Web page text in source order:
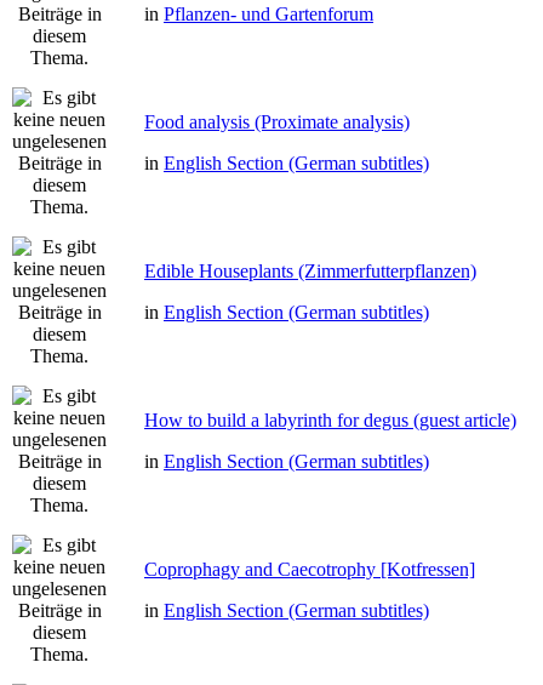
in Pflanzen- und Gartenforum
Food analysis (Proximate analysis)
in English Section (German subtitles)
Edible Houseplants (Zimmerfutterpflanzen)
in English Section (German subtitles)
How to build a labyrinth for degus (guest article)
in English Section (German subtitles)
Coprophagy and Caecotrophy [Kotfressen]
in English Section (German subtitles)